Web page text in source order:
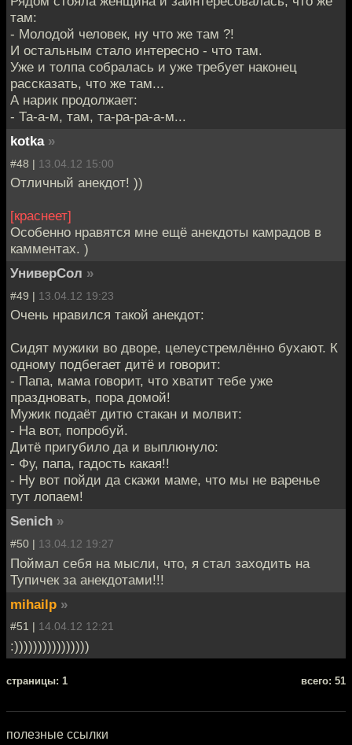
там:
- Молодой человек, ну что же там ?!
И остальным стало интересно - что там.
Уже и толпа собралась и уже требует наконец
рассказать, что же там...
А нарик продолжает:
- Та-а-м, там, та-ра-ра-а-м...
kotka »
#48 | 13.04.12 15:00
Отличный анекдот! ))
[краснеет]
Особенно нравятся мне ещё анекдоты камрадов в
камментах. )
УниверСол »
#49 | 13.04.12 19:23
Очень нравился такой анекдот:
Сидят мужики во дворе, целеустремлённо бухают. К
одному подбегает дитё и говорит:
- Папа, мама говорит, что хватит тебе уже
праздновать, пора домой!
Мужик подаёт дитю стакан и молвит:
- На вот, попробуй.
Дитё пригубило да и выплюнуло:
- Фу, папа, гадость какая!!
- Ну вот пойди да скажи маме, что мы не варенье
тут лопаем!
Senich »
#50 | 13.04.12 19:27
Поймал себя на мысли, что, я стал заходить на
Тупичек за анекдотами!!!
mihailp »
#51 | 14.04.12 12:21
:))))))))))))))))
cтраницы: 1 всего: 51
полезные ссылки